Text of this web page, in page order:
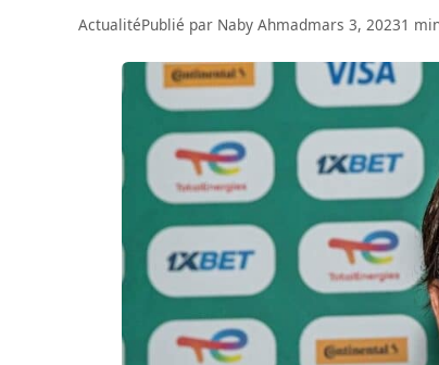
ActualitéPublié par Naby Ahmadmars 3, 20231